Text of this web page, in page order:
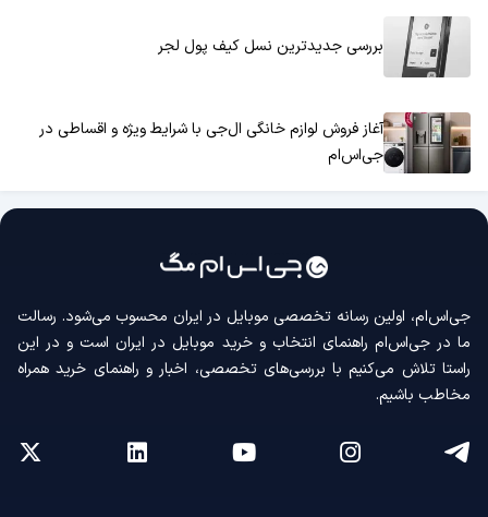
بررسی جدیدترین نسل کیف پول لجر
آغاز فروش لوازم خانگی ال‌جی با شرایط ویژه و اقساطی در
جی‌اس‌ام
جی‌اس‌ام، اولین رسانه‌ تخصصی موبایل در ایران محسوب می‌شود. رسالت
ما در جی‌اس‌ام راهنمای انتخاب و خرید موبایل در ایران است و در این
راستا تلاش می‌کنیم با بررسی‌های تخصصی، اخبار و راهنمای خرید همراه
مخاطب باشیم.